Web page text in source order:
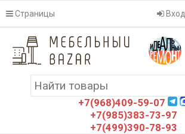
Страницы Вход
+7(968)409-59-07
+7(985)383-73-97
+7(499)390-78-93